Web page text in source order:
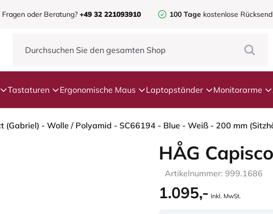
Fragen oder Beratung? +49 32 221093910 100 Tage kostenlose
Tastaturen Ergonomische Maus Laptopständer Monitorarme
(Gabriel) - Wolle / Polyamid - SC66194 - Blue - Weiß - 200 mm
HÅG
Artikelnummer: 999.1686
1.095,- Inkl. MwSt.